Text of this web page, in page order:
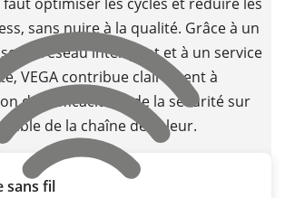
sans nuire à la qualité. Grâce à un
en réseau intelligent et à un service
VEGA contribue clairement à
de l'efficacité et de la sécurité sur
de la chaîne de valeur.
sans fil